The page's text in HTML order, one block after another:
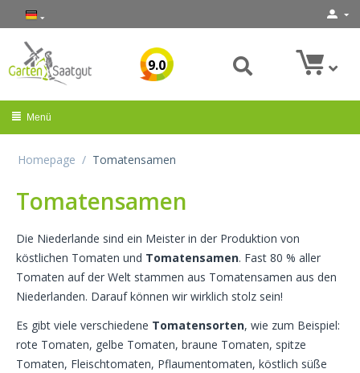
9.0
Menü
Homepage / Tomatensamen
Tomatensamen
Die Niederlande sind ein Meister in der Produktion von
köstlichen Tomaten und Tomatensamen. Fast 80 % aller
Tomaten auf der Welt stammen aus Tomatensamen aus den
Niederlanden. Darauf können wir wirklich stolz sein!
Es gibt viele verschiedene Tomatensorten, wie zum Beispiel:
rote Tomaten, gelbe Tomaten, braune Tomaten, spitze
Tomaten, Fleischtomaten, Pflaumentomaten, köstlich süße